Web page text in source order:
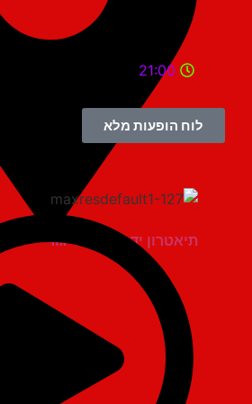
תיאטרון יד למגינים יגור
21:00
לוח הופעות מלא